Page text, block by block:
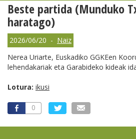
Beste partida (Munduko
haratago)
2026/06/20 - Naiz
Nerea Uriarte, Euskadiko GGKEen
lehendakariak eta Garabideko kideak
Lotura: ikusi
0